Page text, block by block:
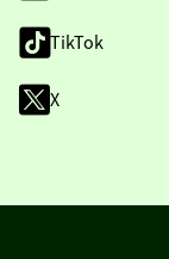
TikTok
X